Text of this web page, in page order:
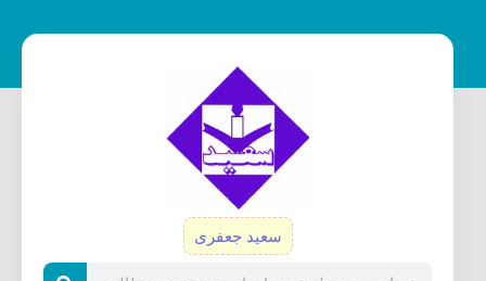
سعید جعفری